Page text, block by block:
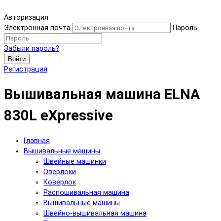
Авторизация
Электронная почта
Пароль
Забыли пароль?
Войти
Регистрация
Вышивальная машина ELNA
830L eXpressive
Главная
Вышивальные машины
Швейные машинки
Оверлоки
Коверлок
Распошивальная машина
Вышивальные машины
Швейно-вышивальная машина